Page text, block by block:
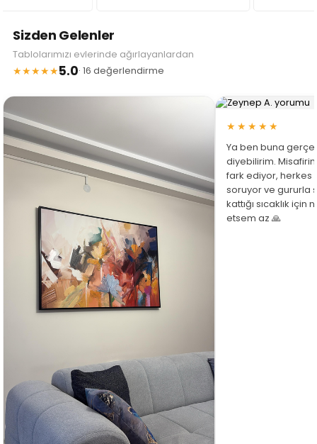
Sizden Gelenler
Tablolarımızı evlerinde ağırlayanlardan
★★★★★5.0· 16 değerlendirme
★★★★★
Ya ben buna
diyebilirim.
fark ediyor, herkes
soruyor ve gururla
kattığı sıcaklık
etsem az 🙏